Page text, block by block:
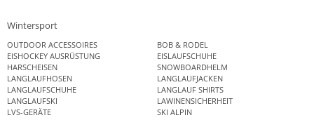
Wintersport
OUTDOOR ACCESSOIRES
BOB & RODEL
EISHOCKEY AUSRÜSTUNG
EISLAUFSCHUHE
HARSCHEISEN
SNOWBOARDHELM
LANGLAUFHOSEN
LANGLAUFJACKEN
LANGLAUFSCHUHE
LANGLAUF SHIRTS
LANGLAUFSKI
LAWINENSICHERHEIT
LVS-GERÄTE
SKI ALPIN